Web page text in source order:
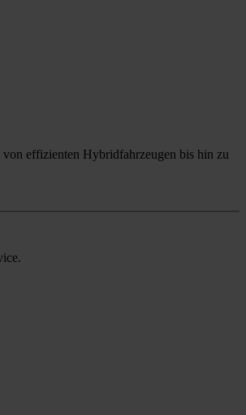
effizienten Hybridfahrzeugen bis hin zu